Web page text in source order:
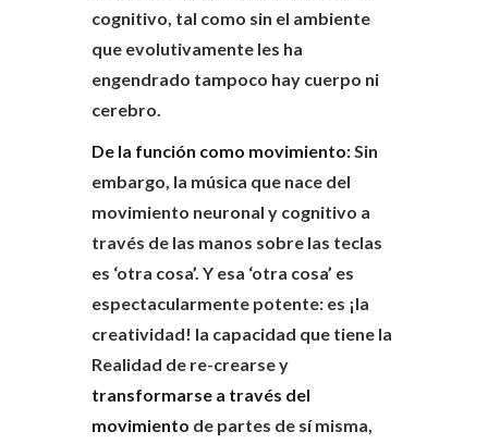
cognitivo, tal como sin el ambiente
que evolutivamente les ha
engendrado tampoco hay cuerpo ni
cerebro.
De la función como movimiento:Sin
embargo, la música que nace del
movimiento neuronal y cognitivo a
través de las manos sobre las teclas
es ‘otra cosa’. Y esa ‘otra cosa’ es
espectacularmente potente: es ¡la
creatividad! la capacidad que tiene la
Realidad de re-crearse y
transformarse a través del
movimiento de partes de sí misma,